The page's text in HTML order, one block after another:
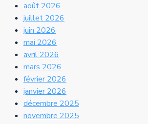
août 2026
juillet 2026
juin 2026
mai 2026
avril 2026
mars 2026
février 2026
janvier 2026
décembre 2025
novembre 2025